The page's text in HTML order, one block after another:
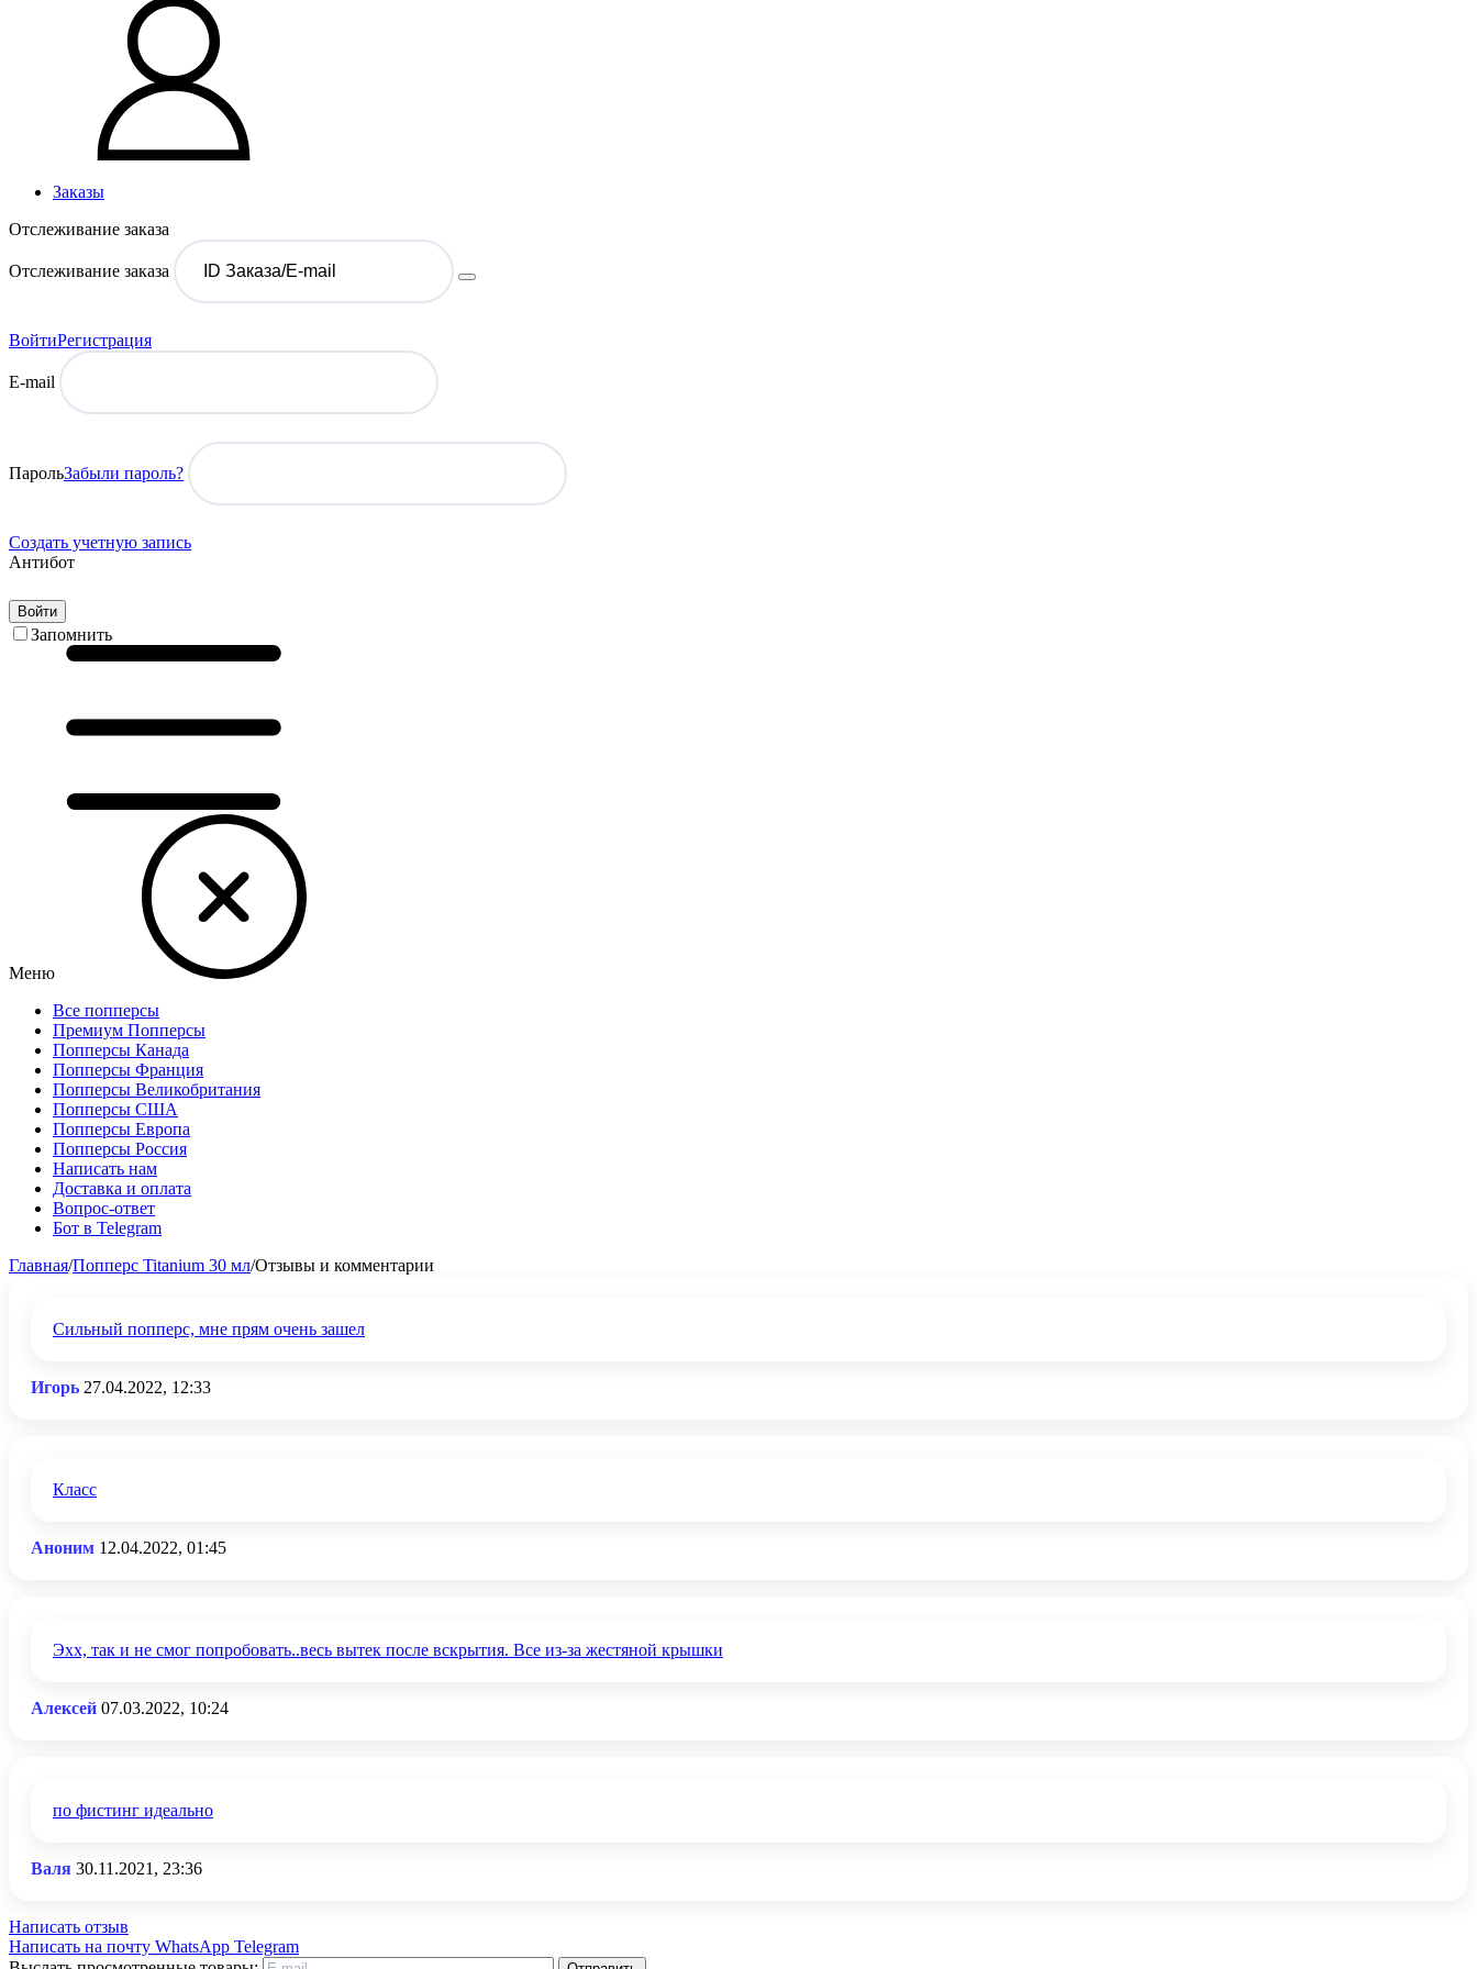
Заказы
Отслеживание заказа
Отслеживание заказа
ВойтиРегистрация
E-mail
ПарольЗабыли пароль?
Создать учетную запись
Антибот
Войти
Запомнить
Меню
Все попперсы
Премиум Попперсы
Попперсы Канада
Попперсы Франция
Попперсы Великобритания
Попперсы США
Попперсы Европа
Попперсы Россия
Написать нам
Доставка и оплата
Вопрос-ответ
Бот в Telegram
Главная/Попперс Titanium 30 мл/Отзывы и комментарии
Сильный попперс, мне прям очень зашел
Игорь 27.04.2022, 12:33
Класс
Аноним 12.04.2022, 01:45
Эхх, так и не смог попробовать..весь вытек после вскрытия. Все из-за жестяной крышки
Алексей 07.03.2022, 10:24
по фистинг идеально
Валя 30.11.2021, 23:36
Написать отзыв
Написать на почту WhatsApp Telegram